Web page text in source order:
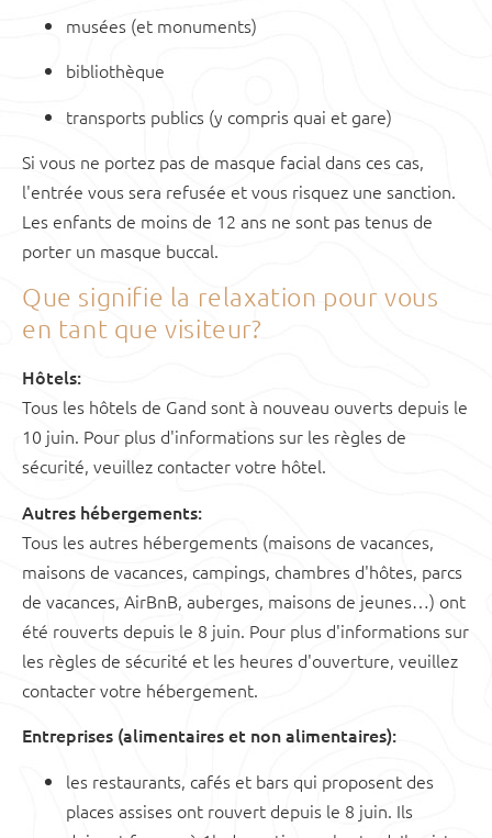
musées (et monuments)
bibliothèque
transports publics (y compris quai et gare)
Si vous ne portez pas de masque facial dans ces cas,
l'entrée vous sera refusée et vous risquez une sanction.
Les enfants de moins de 12 ans ne sont pas tenus de
porter un masque buccal.
Que signifie la relaxation pour vous
en tant que visiteur?
Hôtels:
Tous les hôtels de Gand sont à nouveau ouverts depuis le
10 juin. Pour plus d'informations sur les règles de
sécurité, veuillez contacter votre hôtel.
Autres hébergements:
Tous les autres hébergements (maisons de vacances,
maisons de vacances, campings, chambres d'hôtes, parcs
de vacances, AirBnB, auberges, maisons de jeunes…) ont
été rouverts depuis le 8 juin. Pour plus d'informations sur
les règles de sécurité et les heures d'ouverture, veuillez
contacter votre hébergement.
Entreprises (alimentaires et non alimentaires):
les restaurants, cafés et bars qui proposent des
places assises ont rouvert depuis le 8 juin. Ils